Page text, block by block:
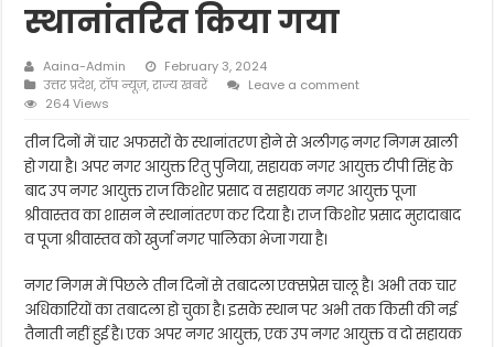
स्थानांतरित किया गया
Aaina-Admin
February 3, 2024
उत्तर प्रदेश,टॉप न्यूज़,राज्य खबरें
Leave a comment
264 Views
तीन दिनों में चार अफसरों के स्थानांतरण होने से अलीगढ़ नगर निगम खाली
हो गया है। अपर नगर आयुक्त रितु पुनिया, सहायक नगर आयुक्त टीपी सिंह के
बाद उप नगर आयुक्त राज किशोर प्रसाद व सहायक नगर आयुक्त पूजा
श्रीवास्तव का शासन ने स्थानांतरण कर दिया है। राज किशोर प्रसाद मुरादाबाद
व पूजा श्रीवास्तव को खुर्जा नगर पालिका भेजा गया है।
नगर निगम में पिछले तीन दिनों से तबादला एक्सप्रेस चालू है। अभी तक चार
अधिकारियों का तबादला हो चुका है। इसके स्थान पर अभी तक किसी की नई
तैनाती नहीं हुई है। एक अपर नगर आयुक्त, एक उप नगर आयुक्त व दो सहायक